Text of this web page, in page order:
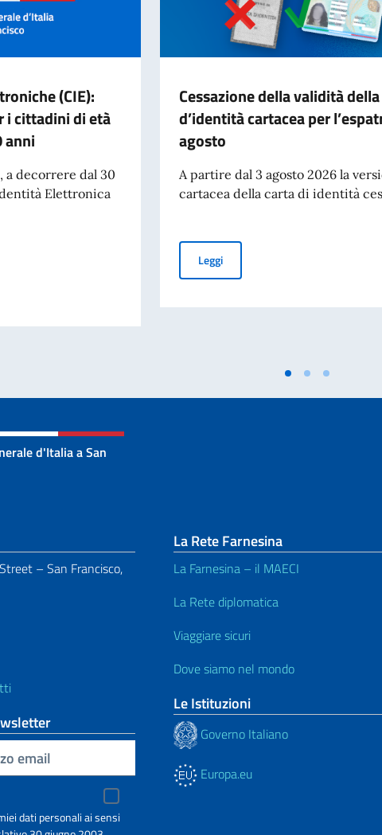
(CIE):
cittadini di età
anni
a decorrere dal 30
Elettronica
(CIE): validità illimitata per i cittadini di età pari o superiore a 70 anni
Cessazione della validità
d’identità cartacea per
agosto
A partire dal 3 agosto 2026 la
cartacea della carta di identità
LeggiCessazione della validità della
d'Italia a San
– San Francisco,
dati personali ai sensi
La Rete Farnesina
La Farnesina – il MAECI
La Rete diplomatica
Viaggiare sicuri
Dove siamo nel mondo
Le Istituzioni
Governo Italiano
Europa.eu